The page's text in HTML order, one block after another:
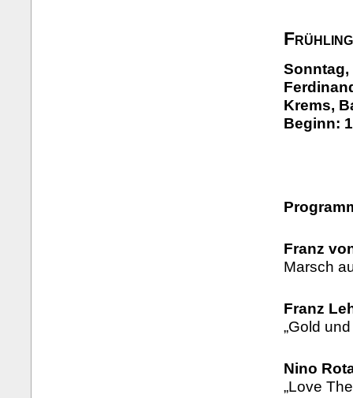
Sonntag,
Krems,
Beginn:
Franz
Marsch
Franz
„Gold
Nino
„Love